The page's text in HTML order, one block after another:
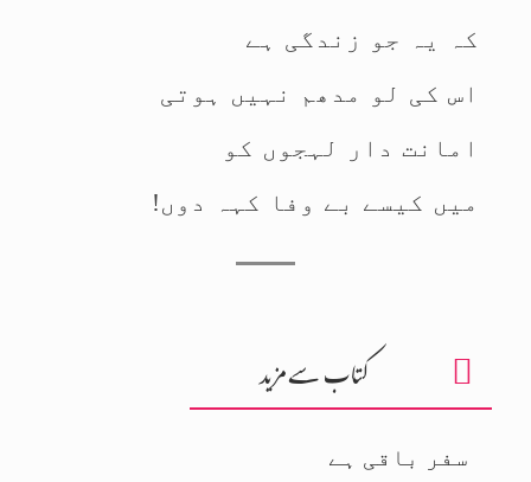
کہ یہ جو زندگی ہے
اس کی لو مدھم نہیں ہوتی
امانت دار لہجوں کو
میں کیسے بے وفا کہہ دوں!
کتاب سے مزید
سفر باقی ہے